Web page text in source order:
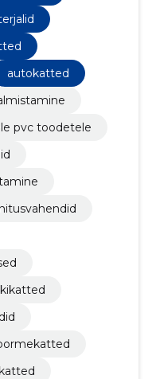
autokatted
pvc toodetele